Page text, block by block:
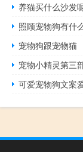
养猫买什么沙发
照顾宠物狗有什
宠物狗跟宠物猫
宠物小精灵第三
可爱宠物狗文案